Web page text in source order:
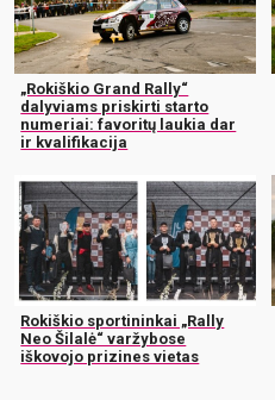
„Rokiškio Grand Rally“
dalyviams priskirti starto
numeriai: favoritų laukia dar
ir kvalifikacija
Rokiškio sportininkai „Rally
Neo Šilalė“ varžybose
iškovojo prizines vietas